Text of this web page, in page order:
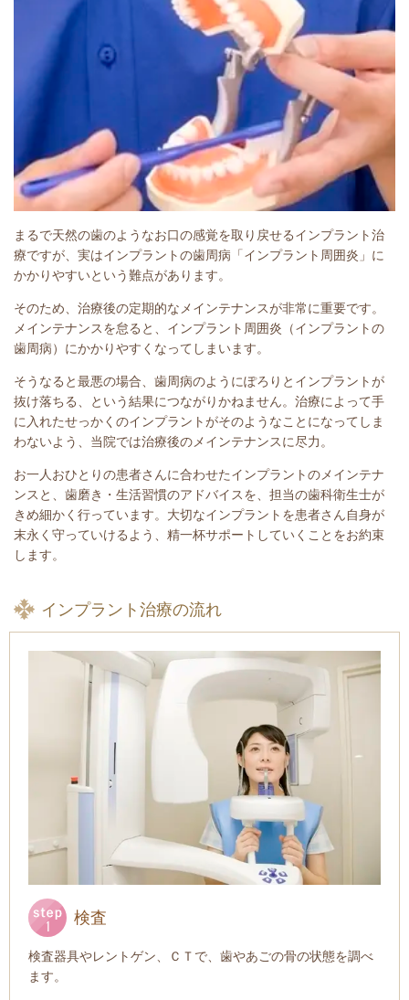
まるで天然の歯のようなお口の感覚を取り戻せるインプラント治
療ですが、実はインプラントの歯周病「インプラント周囲炎」に
かかりやすいという難点があります。
そのため、治療後の定期的なメインテナンスが非常に重要です。
メインテナンスを怠ると、インプラント周囲炎（インプラントの
歯周病）にかかりやすくなってしまいます。
そうなると最悪の場合、歯周病のようにぽろりとインプラントが
抜け落ちる、という結果につながりかねません。 治療によって手
に入れたせっかくのインプラントがそのようなことになってしま
わないよう、当院では治療後のメインテナンスに尽力。
お一人おひとりの患者さんに合わせたインプラントのメインテナ
ンスと、歯磨き・生活習慣のアドバイスを、担当の歯科衛生士が
きめ細かく行っています。 大切なインプラントを患者さん自身が
末永く守っていけるよう、精一杯サポートしていくことをお約束
します。
インプラント治療の流れ
検査
検査器具やレントゲン、ＣＴで、歯やあごの骨の状態を調べ
ます。